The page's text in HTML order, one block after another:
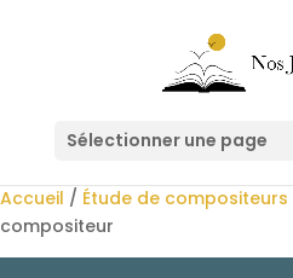
Sélectionner une page
Accueil / Étude de compositeurs
compositeur